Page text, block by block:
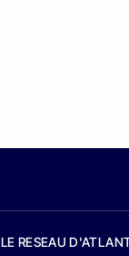
LE RESEAU